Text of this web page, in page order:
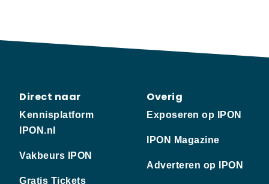
Direct naar
Kennisplatform
IPON.nl
Vakbeurs IPON
Gratis Tickets
Overig
Exposeren op IPON
IPON Magazine
Adverteren op IPON